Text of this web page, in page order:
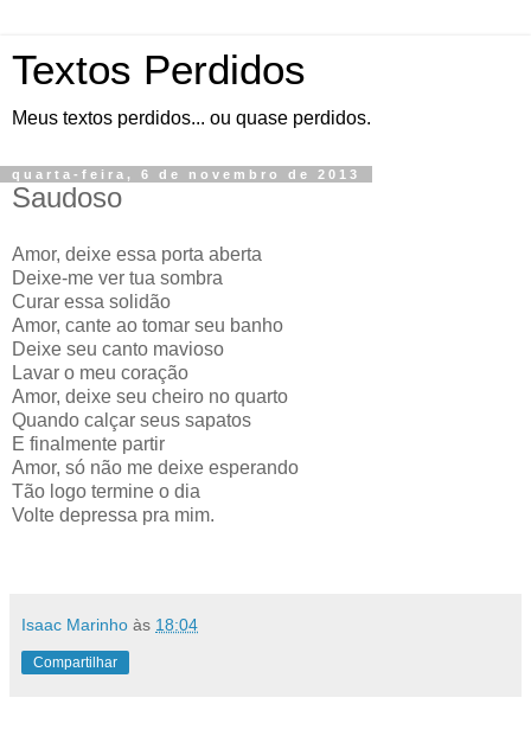
Textos Perdidos
Meus textos perdidos... ou quase perdidos.
quarta-feira, 6 de novembro de 2013
Saudoso
Amor, deixe essa porta aberta
Deixe-me ver tua sombra
Curar essa solidão
Amor, cante ao tomar seu banho
Deixe seu canto mavioso
Lavar o meu coração
Amor, deixe seu cheiro no quarto
Quando calçar seus sapatos
E finalmente partir
Amor, só não me deixe esperando
Tão logo termine o dia
Volte depressa pra mim.
Isaac Marinho às 18:04
Compartilhar